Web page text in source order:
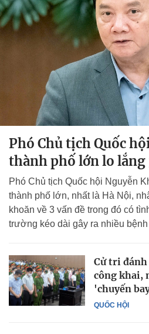
Phó Chủ tịch Quốc
thành phố lớn lo lắng
Phó Chủ tịch Quốc hội Nguyễn
thành phố lớn, nhất là Hà Nội,
khoăn về 3 vấn đề trong đó có
trường kéo dài gây ra nhiều bệnh
QUỐC HỘI
Cử tri đánh
công khai,
'chuyến